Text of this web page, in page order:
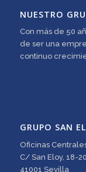
NUESTRO
Con más de 50
de ser una
continuo
GRUPO SAN
Oficinas
C/ San Eloy, 18-
41001 Sevilla